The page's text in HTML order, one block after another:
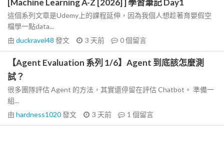
[Machine Learning A-Z [2026] ] 學習筆記 Day1
這個系列文章是Udemy上的課程延伸，因為我個人想趁著育嬰假空
檔學一點data...
由 duckravel48 發文 3 天前 0個留言
【Agent Evaluation 系列 1/6】Agent 到底該怎麼測
試？
很多團隊評估 Agent 的方法，其實還停留在評估 Chatbot。 準備一
組...
由 hardness1020發文 3 天前 1 個留言